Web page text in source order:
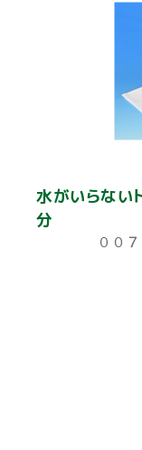
水がいらな
分
００